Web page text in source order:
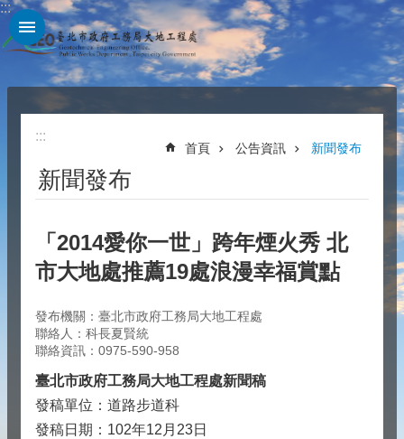
跳到主要內容區塊
:::
:::
首頁 公告資訊 新聞發布
新聞發布
「2014愛你一世」跨年煙火秀 北
市大地處推薦19處浪漫幸福賞點
發布機關：臺北市政府工務局大地工程處
聯絡人：科長夏賢統
聯絡資訊：0975-590-958
臺北市政府工務局大地工程處新聞稿
發稿單位：道路步道科
發稿日期：102年12月23日